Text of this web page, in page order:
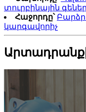
տուրբինային
Հաջորդը՝ Բարձր
կարգավորիչ